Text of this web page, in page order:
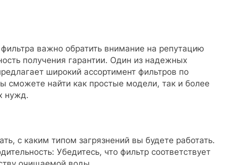
важно обратить внимание на репутацию
получения гарантии. Один из надежных
широкий ассортимент фильтров по
сможете найти как простые модели, так и более
нужд.
с каким типом загрязнений вы будете работать.
Убедитесь, что фильтр соответствует